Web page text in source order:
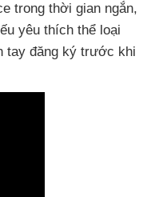
trong thời gian ngắn,
yêu thích thể loại
tay đăng ký trước khi